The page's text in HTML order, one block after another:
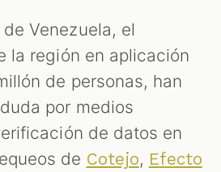
Venezuela, el
la región en aplicación
de personas, han
por medios
de datos en
de Cotejo, Efecto